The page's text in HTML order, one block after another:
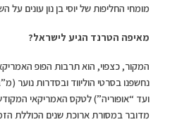
מומחי החליפות של יוסי בן נון עונים על
מאיפה הטרנד הגיע לישראל?
המקור, כצפוי, הוא תרבות הפופ
מדובר במסורת ארוכת שנים הכוללת